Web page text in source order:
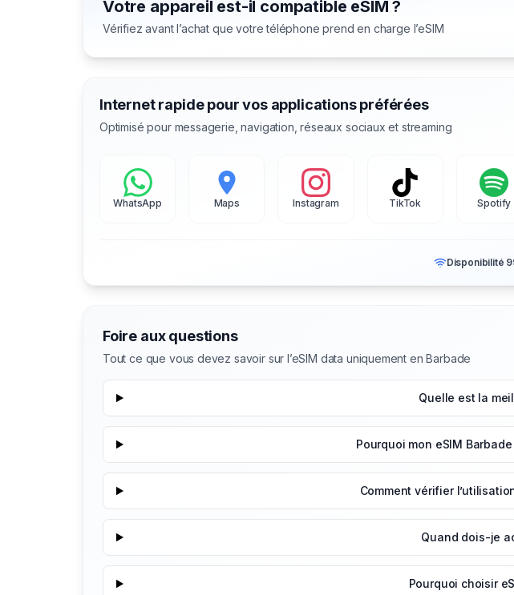
Votre appareil est-il compatible eSIM ?
Vérifiez avant l’achat que votre téléphone prend en charge l’eSIM
Internet rapide pour vos applications préférées
Optimisé pour messagerie, navigation, réseaux sociaux et streaming
WhatsApp Maps Instagram TikTok Spotify
Disponibilité
Foire aux questions
Tout ce que vous devez savoir sur l’eSIM data uniquement en Barbade
Quelle est la
Pourquoi mon eSIM
Comment vérifier
Quand dois-je
Pourquoi choisir